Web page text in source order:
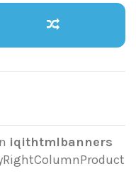
iqithtmlbanners